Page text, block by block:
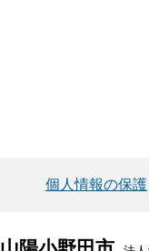
個人情報の保護